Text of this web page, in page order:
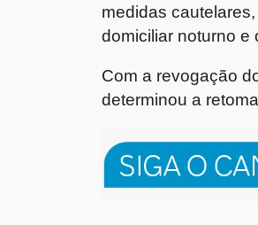
medidas
domiciliar noturno e
Com a revogação
determinou a